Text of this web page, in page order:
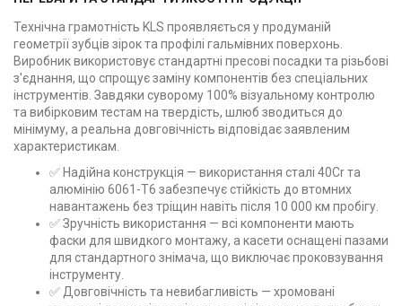
Технічна грамотність KLS проявляється у продуманій
геометрії зубців зірок та профілі гальмівних поверхонь.
Виробник використовує стандартні пресові посадки та різьбові
з'єднання, що спрощує заміну компонентів без спеціальних
інструментів. Завдяки суворому 100% візуальному контролю
та вибірковим тестам на твердість, шлюб зводиться до
мінімуму, а реальна довговічність відповідає заявленим
характеристикам.
✅ Надійна конструкція — використання сталі 40Cr та
алюмінію 6061-T6 забезпечує стійкість до втомних
навантажень без тріщин навіть після 10 000 км пробігу.
✅ Зручність використання — всі компоненти мають
фаски для швидкого монтажу, а касети оснащені пазами
для стандартного знімача, що виключає проковзування
інструменту.
✅ Довговічність та невибагливість — хромовані